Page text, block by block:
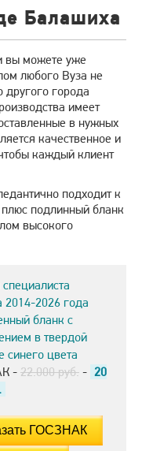
Балашиха
вы можете уже
любого Вуза не
города
имеет
в нужных
качественное и
каждый клиент
подходит к
подлинный бланк
высокого
2014-2026 года
бланк с
в твердой
синего цвета
- 22.000 руб. - 20